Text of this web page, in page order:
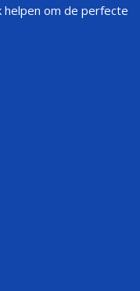
helpen om de perfecte